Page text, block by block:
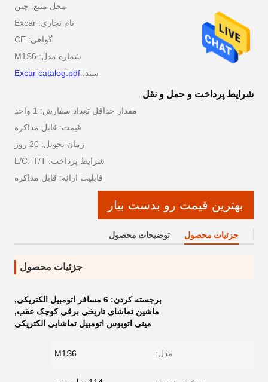
محل منبع: چین
نام تجاری: Excar
گواهی: CE
شماره مدل: M1S6
سند: Excar catalog.pdf
شرایط پرداخت و حمل و نقل
مقدار حداقل تعداد سفارش: 1 واحد
قیمت: قابل مذاکره
زمان تحویل: 20 روز
شرایط پرداخت: L/C، T/T
قابلیت ارائه: قابل مذاکره
بهترین قیمت رو بدست بیار
جزئیات محصول توضیحات محصول
جزئیات محصول
برجسته کردن: 6 مسافر اتومبیل الکتریکی
,
ماشین تماشای تاریخی برقی کوچک عقب,
مینی اتوبوس اتومبیل تماشایی الکتریکی
مدل: M1S6